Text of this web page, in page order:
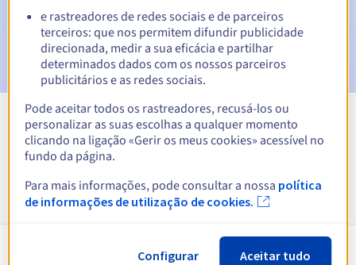
E-mail após o Redemption Grace Period para notificar a
eliminação do nome de domínio
Ver todas as extensões
Informações sobre .irish
e rastreadores de redes sociais e de parceiros
terceiros: que nos permitem difundir publicidade
direcionada, medir a sua eficácia e partilhar
determinados dados com os nossos parceiros
publicitários e as redes sociais.
Pode aceitar todos os rastreadores, recusá-los ou
personalizar as suas escolhas a qualquer momento
clicando na ligação «Gerir os meus cookies» acessível no
fundo da página.
Para mais informações, pode consultar a nossa política
de informações de utilização de cookies.
Configurar Aceitar tudo